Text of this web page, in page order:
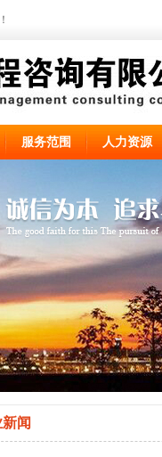
服务范围 人力资源
闻